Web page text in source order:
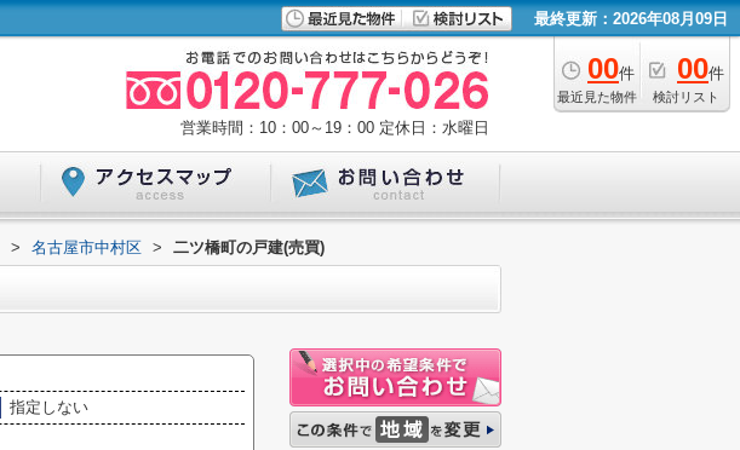
最終更新：2026年08月09日
00件
最近見た物件
00件
検討リスト
営業時間：10：00～19：00 定休日：水曜日
> 名古屋市中村区 > 二ツ橋町の戸建(売買)
指定しない